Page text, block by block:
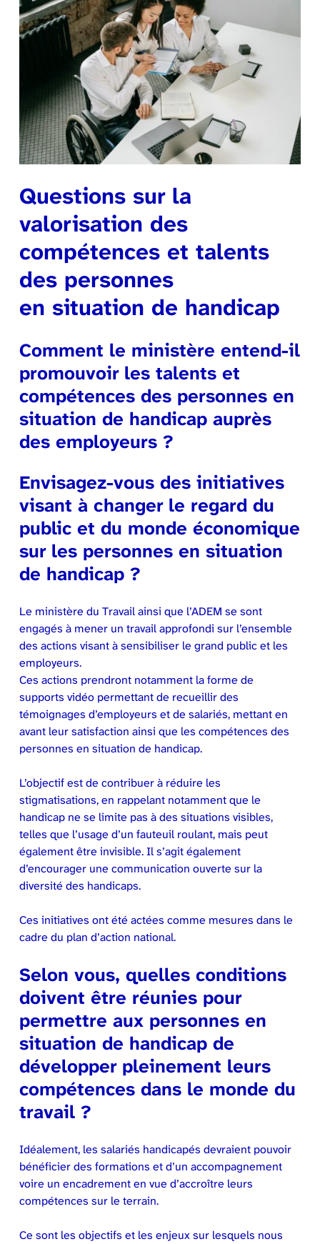
Questions sur la
valorisation des
compétences et talents
des personnes
en situation de handicap
Comment le ministère entend-il
promouvoir les talents et
compétences des personnes en
situation de handicap auprès
des employeurs ?
Envisagez-vous des initiatives
visant à changer le regard du
public et du monde économique
sur les personnes en situation
de handicap ?
Le ministère du Travail ainsi que l’ADEM se sont
engagés à mener un travail approfondi sur l’ensemble
des actions visant à sensibiliser le grand public et les
employeurs.
Ces actions prendront notamment la forme de
supports vidéo permettant de recueillir des
témoignages d’employeurs et de salariés, mettant en
avant leur satisfaction ainsi que les compétences des
personnes en situation de handicap.
L’objectif est de contribuer à réduire les
stigmatisations, en rappelant notamment que le
handicap ne se limite pas à des situations visibles,
telles que l’usage d’un fauteuil roulant, mais peut
également être invisible. Il s’agit également
d’encourager une communication ouverte sur la
diversité des handicaps.
Ces initiatives ont été actées comme mesures dans le
cadre du plan d’action national.
Selon vous, quelles conditions
doivent être réunies pour
permettre aux personnes en
situation de handicap de
développer pleinement leurs
compétences dans le monde du
travail ?
Idéalement, les salariés handicapés devraient pouvoir
bénéficier des formations et d’un accompagnement
voire un encadrement en vue d’accroître leurs
compétences sur le terrain.
Ce sont les objectifs et les enjeux sur lesquels nous